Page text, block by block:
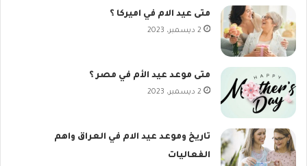
متى عيد الام في اميركا ؟
2 ديسمبر، 2023
متى موعد عيد الأم في مصر ؟
2 ديسمبر، 2023
تاريخ وموعد عيد الام في العراق واهم
الفعاليات